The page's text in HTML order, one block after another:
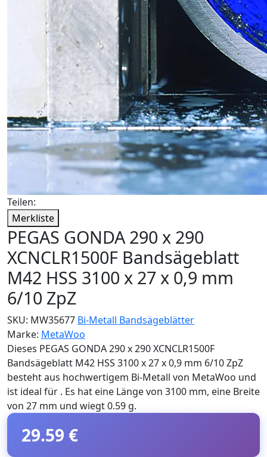
Teilen:
Merkliste
PEGAS GONDA 290 x 290
XCNCLR1500F Bandsägeblatt
M42 HSS 3100 x 27 x 0,9 mm
6/10 ZpZ
SKU: MW35677 Bi-Metall Bandsägeblätter
Marke: MetaWoo
Dieses PEGAS GONDA 290 x 290 XCNCLR1500F
Bandsägeblatt M42 HSS 3100 x 27 x 0,9 mm 6/10 ZpZ
besteht aus hochwertigem Bi-Metall von MetaWoo und
ist ideal für . Es hat eine Länge von 3100 mm, eine Breite
von 27 mm und wiegt 0.59 g.
29.59 €